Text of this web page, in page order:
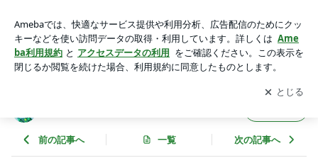
アプリをダウンロードして ブログの更新通知
を受け取りまし
ょう。
開く
前の記事へ 一覧 次の記事へ